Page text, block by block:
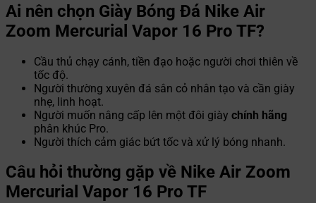
Ai nên chọn Giày Bóng Đá Nike Air
Zoom Mercurial Vapor 16 Pro TF?
Cầu thủ chạy cánh, tiền đạo hoặc người chơi thiên về
tốc độ.
Người thường xuyên đá sân cỏ nhân tạo và cần giày
nhẹ, linh hoạt.
Người muốn nâng cấp lên một đôi giày chính hãng
phân khúc Pro.
Người thích cảm giác bứt tốc và xử lý bóng nhanh.
Câu hỏi thường gặp về Nike Air Zoom
Mercurial Vapor 16 Pro TF